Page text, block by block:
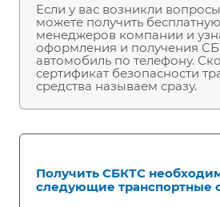
Если у вас возникли
можете получить
менеджеров компании и
оформления и получения
автомобиль по телефону.
сертификат безопасности
средства называем сразу.
Получить СБКТС
следующие транспортные